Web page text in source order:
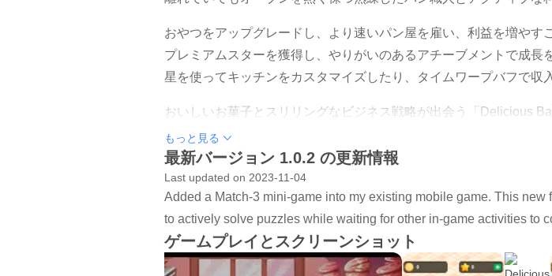
おやつをアップグレードし、より速いパン屋を雇い、利益を増やす
プレミアムスターを獲得し、やりがいのあるアチーブメントで成長
星を使ってキッチンをカスタマイズしたり、タイムワープバフで収
おいしいお菓子とスリリングなビジネス戦略が出会う「Delicious
ベーキング帝国を築く準備はできましたか？今すぐダウンロードし
----------------
コメントやレビューは大歓迎です！
バグやトラブルが発生した場合は、ご連絡ください。
----------------
もっと見る
最新バージョン 1.0.2 の更新情報
Last updated on 2023-11-04
Added a Match-3 mini-game into my existing mobile game. This
to actively solve puzzles while waiting for other in-game activities to
ゲームプレイとスクリーンショット